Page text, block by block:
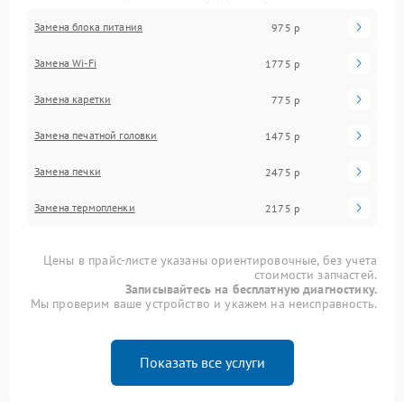
Замена блока питания 975 р
Замена Wi-Fi 1775 р
Замена каретки 775 р
Замена печатной головки 1475 р
Замена печки 2475 р
Замена термопленки 2175 р
Цены в прайс-листе указаны ориентировочные, без учета
стоимости запчастей.
Записывайтесь на бесплатную диагностику.
Мы проверим ваше устройство и укажем на неисправность.
Показать все услуги